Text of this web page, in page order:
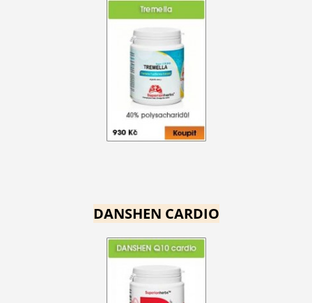
DANSHEN CARDIO